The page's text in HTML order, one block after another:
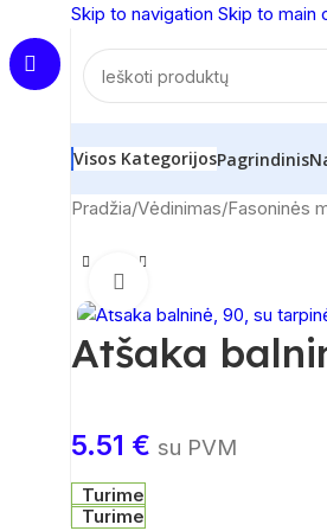
Skip to navigation Skip to main
Visos KategorijosPagrindinis
Pradžia/Vėdinimas/Fasoninės
Atšaka
5.51 € su PVM
Turime
Turime